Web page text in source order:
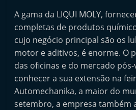
o
A
f
t
e
r
m
A gama da LIQUI MOLY,
completas de produtos
cujo negócio principal são os
motor e aditivos, é enorme. O
das oficinas e do mercado
conhecer a sua extensão na
Automechanika, a maior do
setembro, a empresa também